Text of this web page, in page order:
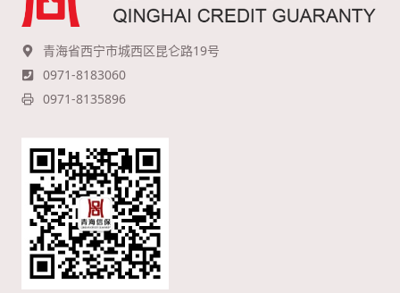
青海省西宁市城西区昆仑路19号
0971-8183060
0971-8135896